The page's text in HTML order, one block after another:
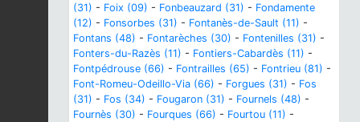
(31) - Foix (09) - Fonbeauzard (31) - Fondamente
(12) - Fonsorbes (31) - Fontanès-de-Sault (11) -
Fontans (48) - Fontarèches (30) - Fontenilles (31) -
Fonters-du-Razès (11) - Fontiers-Cabardès (11) -
Fontpédrouse (66) - Fontrailles (65) - Fontrieu (81) -
Font-Romeu-Odeillo-Via (66) - Forgues (31) - Fos
(31) - Fos (34) - Fougaron (31) - Fournels (48) -
Fournès (30) - Fourques (66) - Fourtou (11) -